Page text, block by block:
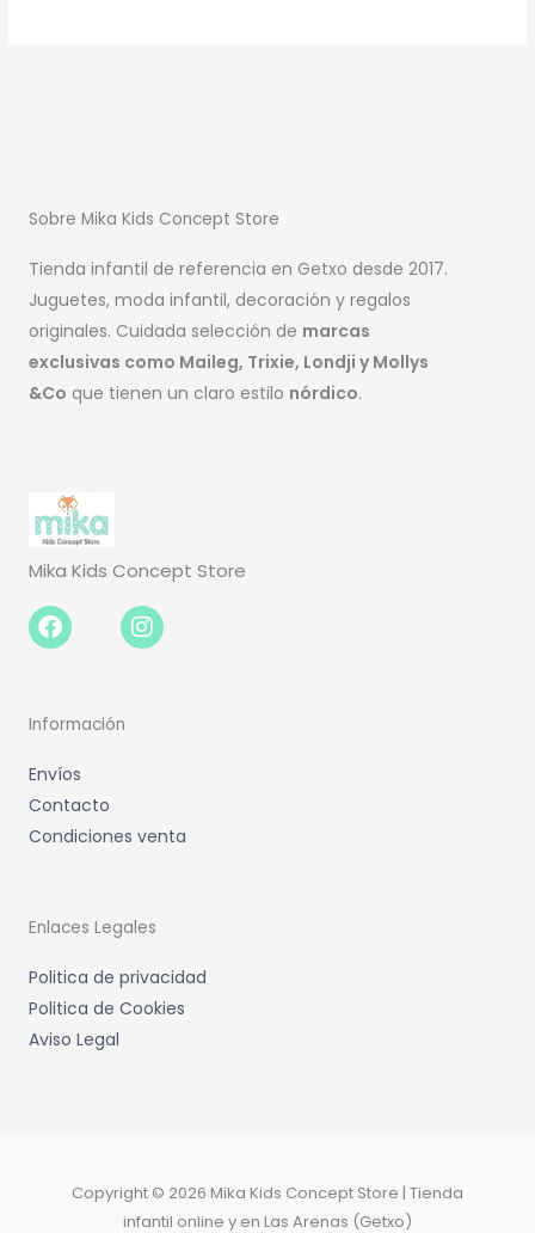
Sobre Mika Kids Concept Store
Tienda infantil de referencia en Getxo desde 2017.
Juguetes, moda infantil, decoración y regalos
originales. Cuidada selección de marcas
exclusivas como Maileg, Trixie, Londji y Mollys
&Co que tienen un claro estilo nórdico.
Mika Kids Concept Store
Facebook-
f
Instagram
Información
Envíos
Contacto
Condiciones venta
Enlaces Legales
Politica de privacidad
Politica de Cookies
Aviso Legal
Copyright © 2026 Mika Kids Concept Store | Tienda
infantil online y en Las Arenas (Getxo)